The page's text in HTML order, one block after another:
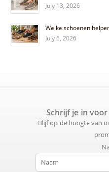
July 13, 2026
Welke schoenen
July 6, 2026
Schrijf je in
Blijf op de hoogte van